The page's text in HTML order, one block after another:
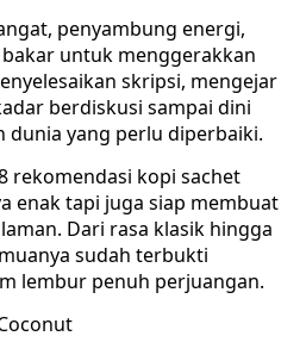
penyambung energi,
untuk menggerakkan
skripsi, mengejar
berdiskusi sampai dini
dunia yang perlu diperbaiki.
rekomendasi kopi sachet
enak tapi juga siap membuat
Dari rasa klasik hingga
sudah terbukti
lembur penuh perjuangan.